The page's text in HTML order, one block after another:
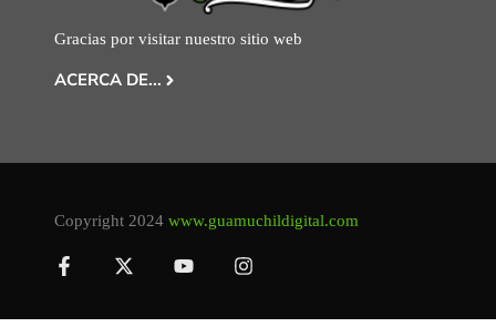
Gracias por visitar nuestro sitio web
ACERCA DE...
Copyright 2024 www.guamuchildigital.com